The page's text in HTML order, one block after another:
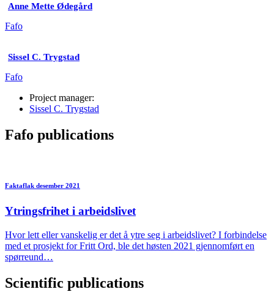
Anne Mette Ødegård
Fafo
Sissel C. Trygstad
Fafo
Project manager:
Sissel C. Trygstad
Fafo publications
Faktaflak desember 2021
Ytringsfrihet i arbeidslivet
Hvor lett eller vanskelig er det å ytre seg i arbeidslivet? I forbindelse
med et prosjekt for Fritt Ord, ble det høsten 2021 gjennomført en
spørreund…
Scientific publications